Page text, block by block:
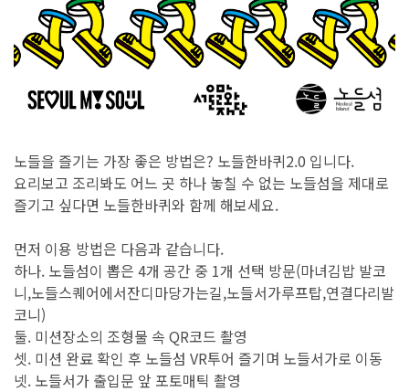
노들을 즐기는 가장 좋은 방법은? 노들한바퀴2.0 입니다.
요리보고 조리봐도 어느 곳 하나 놓칠 수 없는 노들섬을 제대로
즐기고 싶다면 노들한바퀴와 함께 해보세요.
먼저 이용 방법은 다음과 같습니다.
하나. 노들섬이 뽑은 4개 공간 중 1개 선택 방문(마녀김밥 발코
니,노들스퀘어에서잔디마당가는길,노들서가루프탑,연결다리발
코니)
둘. 미션장소의 조형물 속 QR코드 촬영
셋. 미션 완료 확인 후 노들섬 VR투어 즐기며 노들서가로 이동
넷. 노들서가 출입문 앞 포토매틱 촬영